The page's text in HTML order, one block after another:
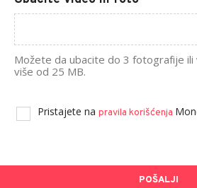
Možete da ubacite do 3 fotografije ili
više od 25 MB.
Pristajete na pravila korišćenja
POŠALJI